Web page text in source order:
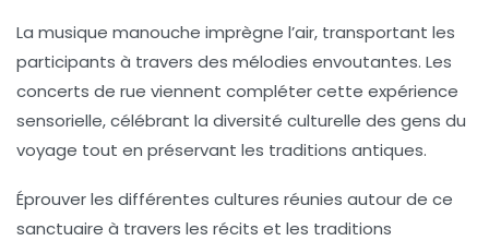
La musique manouche imprègne l’air, transportant les
participants à travers des mélodies envoutantes. Les
concerts de rue viennent compléter cette expérience
sensorielle, célébrant la diversité culturelle des gens du
voyage tout en préservant les traditions antiques.
Éprouver les différentes cultures réunies autour de ce
sanctuaire à travers les récits et les traditions